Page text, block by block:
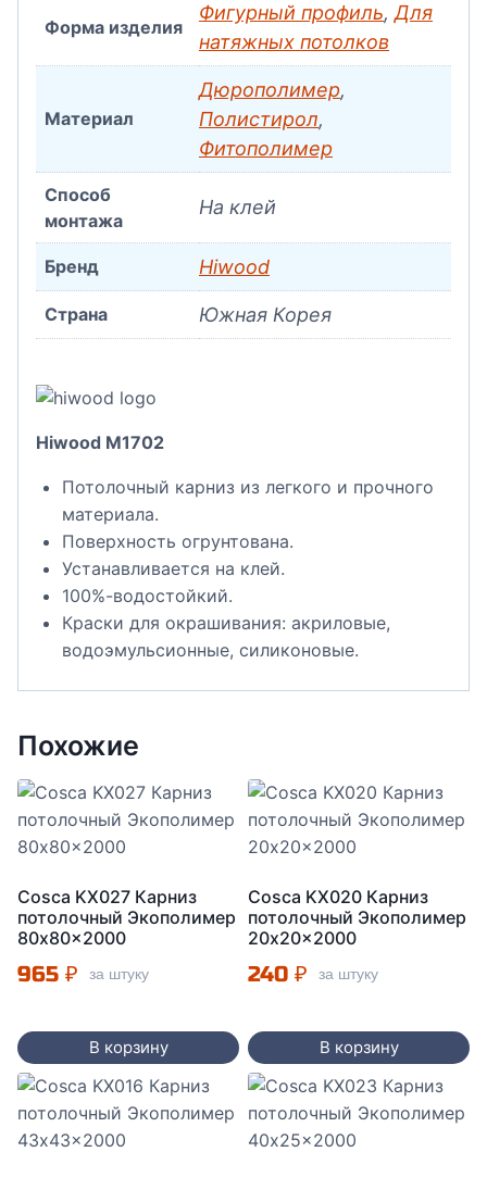
Форма изделия
Фигурный профиль, Для
натяжных потолков
Материал
Дюрополимер,
Полистирол,
Фитополимер
Способ
монтажа
На клей
Бренд Hiwood
Страна Южная Корея
Hiwood M1702
Потолочный карниз из легкого и прочного
материала.
Поверхность огрунтована.
Устанавливается на клей.
100%-водостойкий.
Краски для окрашивания: акриловые,
водоэмульсионные, силиконовые.
Похожие
Cosca KX027 Карниз
потолочный Экополимер
80x80x2000
965 ₽ за штуку
В корзину
Cosca KX020 Карниз
потолочный Экополимер
20x20x2000
240 ₽ за штуку
В корзину